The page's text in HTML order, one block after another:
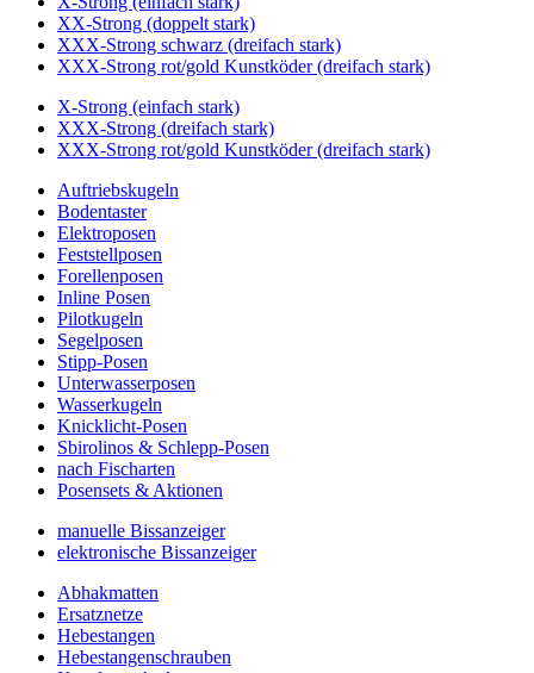
XX-Strong (doppelt stark)
XXX-Strong schwarz (dreifach stark)
XXX-Strong rot/gold Kunstköder (dreifach stark)
X-Strong (einfach stark)
XXX-Strong (dreifach stark)
XXX-Strong rot/gold Kunstköder (dreifach stark)
Auftriebskugeln
Bodentaster
Elektroposen
Feststellposen
Forellenposen
Inline Posen
Pilotkugeln
Segelposen
Stipp-Posen
Unterwasserposen
Wasserkugeln
Knicklicht-Posen
Sbirolinos & Schlepp-Posen
nach Fischarten
Posensets & Aktionen
manuelle Bissanzeiger
elektronische Bissanzeiger
Abhakmatten
Ersatznetze
Hebestangen
Hebestangenschrauben